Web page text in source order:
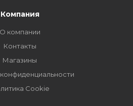
Компания
О компании
Контакты
Магазины
Cookie